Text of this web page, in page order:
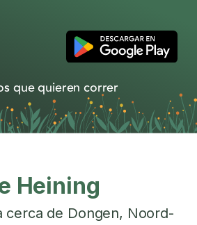
que quieren correr
Heining
cerca de Dongen, Noord-